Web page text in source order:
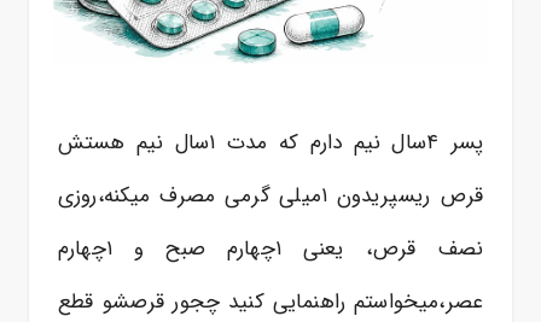
پسر ۴سال نیم دارم که مدت ۱سال نیم هستش
قرص ریسپریدون ۱میلی گرمی مصرف میکنه،روزی
نصف قرص، یعنی ۱چهارم صبح و ۱چهارم
عصر،میخواستم راهنمایی کنید چجور قرصشو قطع